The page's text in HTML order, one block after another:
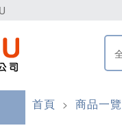
首頁 > 商品一